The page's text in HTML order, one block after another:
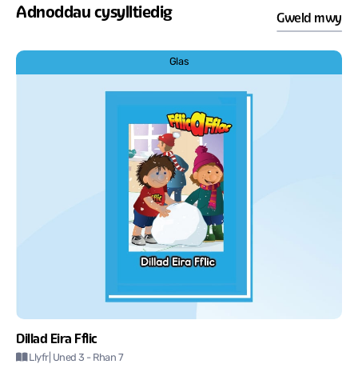
Adnoddau cysylltiedig Gweld mwy
Glas
Dillad Eira Fflic
Llyfr| Uned 3 - Rhan 7